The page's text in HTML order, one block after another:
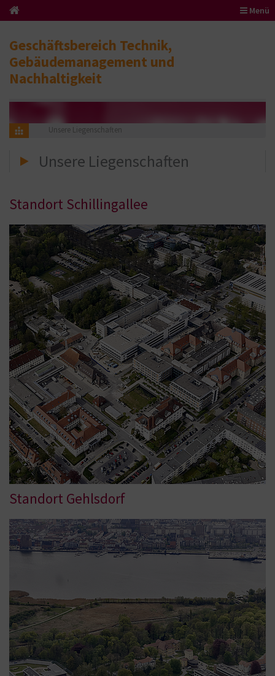
Menü
Geschäftsbereich Technik,
Gebäudemanagement und
Nachhaltigkeit
Unsere Liegenschaften
Unsere Liegenschaften
Standort Schillingallee
Standort Gehlsdorf